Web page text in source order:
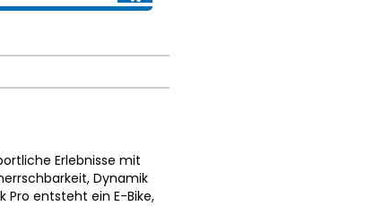
Erlebnisse mit
Dynamik
Pro entsteht ein E-Bike,